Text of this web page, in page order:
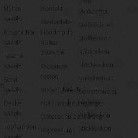
Mütze
häkeln
Kuscheltier
häkeln
Tasche
häkeln
häkeln
Topflappen
Kontakt
Mediadaten
Kultur
Produkte
testen
Widerrufsrecht
Nutzungsbedingungen
Datenschutzerklärung
Merkzettel
Stoffrechner
Stofflexikon
Nählexikon
Stricklexikon
Häkellexikon
Schnittmuster-
Lexikon
Wolllexikon
Sticklexikon